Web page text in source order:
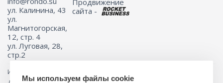
ул. Калинина, 43
ул.
Магнитогорская,
12, стр. 4
ул. Луговая, 28,
стр.2
сайта -
Информация на сайте не является публичной офертой.
Мы используем файлы cookie